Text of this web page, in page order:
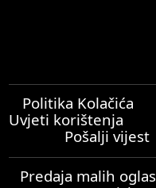
Politika Kolačića
Uvjeti korištenja
Pošalji vijest
Predaja malih